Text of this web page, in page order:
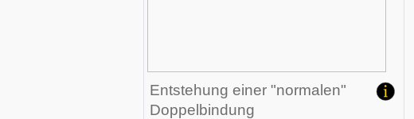
Entstehung einer "normalen"
Doppelbindung